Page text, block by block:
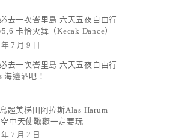
去一次峇里島 六天五夜自由行
卡恰火舞（Kecak Dance）
7 月 9 日
去一次峇里島 六天五夜自由行
邊酒吧！
超美梯田阿拉斯Alas Harum
中天使鞦韆一定要玩
7 月 2 日